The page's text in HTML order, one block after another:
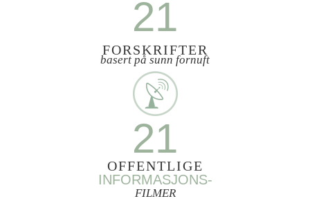
21
FORSKRIFTER
basert på sunn fornuft
21
OFFENTLIGE
INFORMASJONS-
FILMER